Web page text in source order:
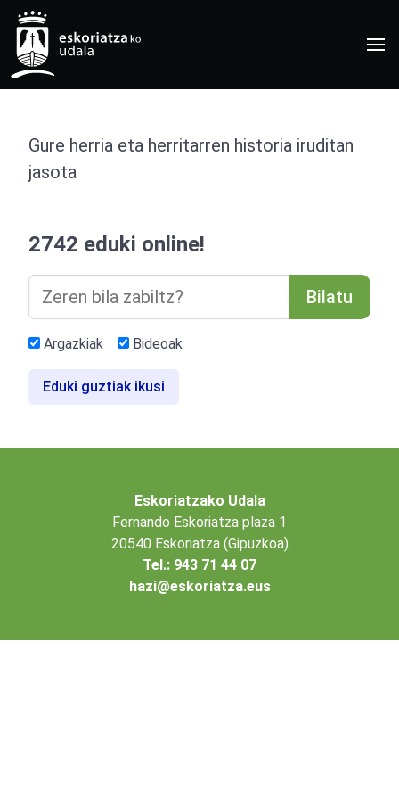
Gure herria eta herritarren historia iruditan
jasota
2742 eduki online!
Bilatu
Argazkiak Bideoak
Eduki guztiak ikusi
Eskoriatzako Udala
Fernando Eskoriatza plaza 1
20540 Eskoriatza (Gipuzkoa)
Tel.: 943 71 44 07
hazi@eskoriatza.eus